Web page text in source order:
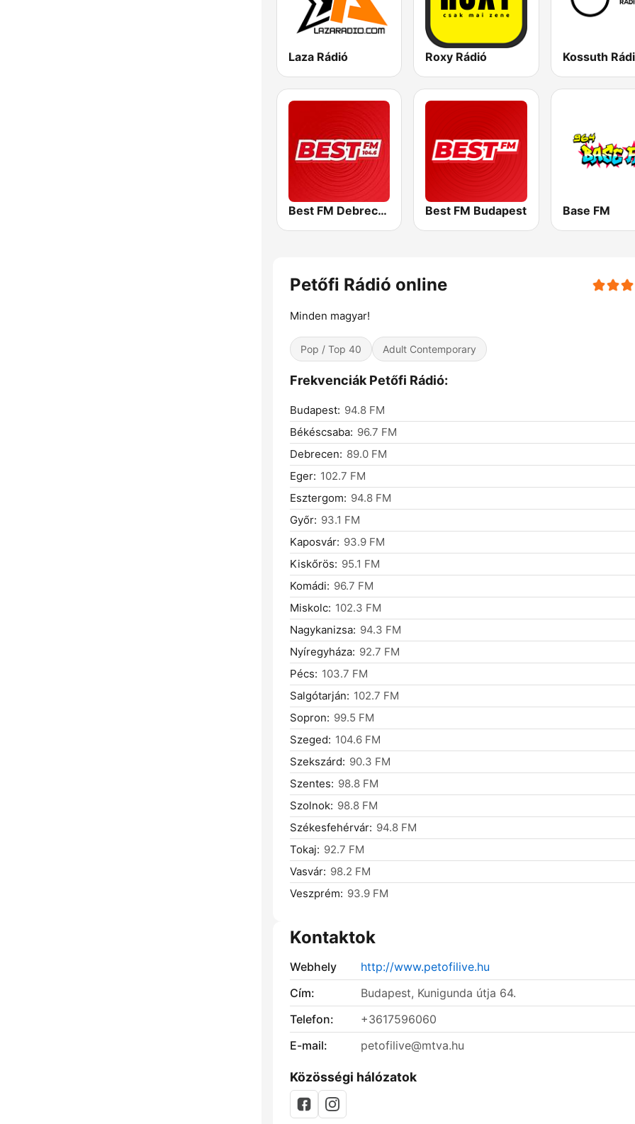
Laza Rádió Roxy Rádió Kossuth
Best FM Debrecen Best FM Budapest Base FM
Petőfi Rádió online
Minden magyar!
Pop / Top 40 Adult Contemporary
Frekvenciák Petőfi Rádió:
Budapest: 94.8 FM
Békéscsaba: 96.7 FM
Debrecen: 89.0 FM
Eger: 102.7 FM
Esztergom: 94.8 FM
Győr: 93.1 FM
Kaposvár: 93.9 FM
Kiskőrös: 95.1 FM
Komádi: 96.7 FM
Miskolc: 102.3 FM
Nagykanizsa: 94.3 FM
Nyíregyháza: 92.7 FM
Pécs: 103.7 FM
Salgótarján: 102.7 FM
Sopron: 99.5 FM
Szeged: 104.6 FM
Szekszárd: 90.3 FM
Szentes: 98.8 FM
Szolnok: 98.8 FM
Székesfehérvár: 94.8 FM
Tokaj: 92.7 FM
Vasvár: 98.2 FM
Veszprém: 93.9 FM
Kontaktok
Webhely
http://www.petofilive.hu
Cím:
Budapest, Kunigunda útja 64.
Telefon:
+3617596060
E-mail:
petofilive@mtva.hu
Közösségi hálózatok